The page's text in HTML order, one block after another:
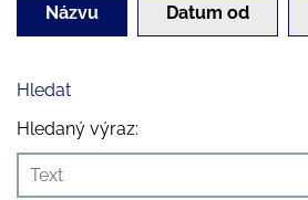
Názvu Datum od
Hledat
Hledaný výraz: